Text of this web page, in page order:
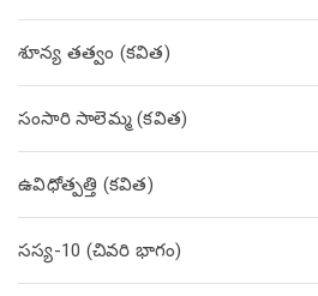
శూన్య తత్వం (కవిత)
సంసారి సాలెమ్మ (కవిత)
ఉవిధోత్పత్తి (కవిత)
సస్య-10 (చివరి భాగం)